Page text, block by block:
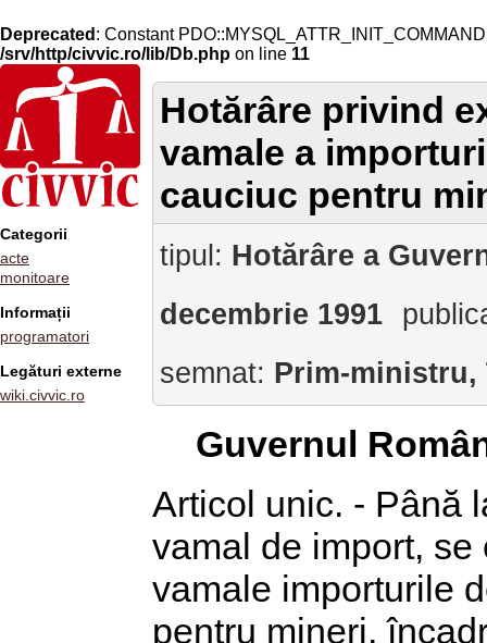
Deprecated : Constant
/srv/http/civvic.ro/lib/Db.php on line 11
Categorii
acte
monitoare
Informații
programatori
Legături externe
wiki.civvic.ro
Hotărâre privind
vamale a
cauciuc pentru
tipul: Hotărâre a
decembrie 1991
semnat: Prim-ministru,
Guvernul
Articol unic. - Până
vamal de import,
vamale importurile
pentru mineri,